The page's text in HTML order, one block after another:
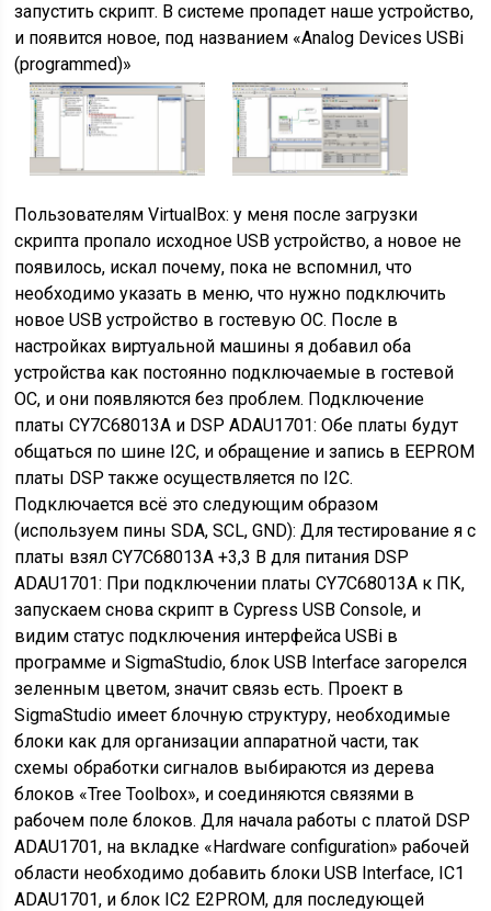
запустить скрипт. В системе пропадет наше устройство,
и появится новое, под названием «Analog Devices USBi
(programmed)»
Пользователям VirtualBox: у меня после загрузки
скрипта пропало исходное USB устройство, а новое не
появилось, искал почему, пока не вспомнил, что
необходимо указать в меню, что нужно подключить
новое USB устройство в гостевую ОС. После в
настройках виртуальной машины я добавил оба
устройства как постоянно подключаемые в гостевой
ОС, и они появляются без проблем. Подключение
платы CY7C68013A и DSP ADAU1701: Обе платы будут
общаться по шине I2C, и обращение и запись в EEPROM
платы DSP также осуществляется по I2C.
Подключается всё это следующим образом
(используем пины SDA, SCL, GND): Для тестирование я с
платы взял CY7C68013A +3,3 В для питания DSP
ADAU1701: При подключении платы CY7C68013A к ПК,
запускаем снова скрипт в Cypress USB Console, и
видим статус подключения интерфейса USBi в
программе и SigmaStudio, блок USB Interface загорелся
зеленным цветом, значит связь есть. Проект в
SigmaStudio имеет блочную структуру, необходимые
блоки как для организации аппаратной части, так
схемы обработки сигналов выбираются из дерева
блоков «Tree Toolbox», и соединяются связями в
рабочем поле блоков. Для начала работы с платой DSP
ADAU1701, на вкладке «Hardware configuration» рабочей
области необходимо добавить блоки USB Interface, IC1
ADAU1701, и блок IC2 E2PROM, для последующей